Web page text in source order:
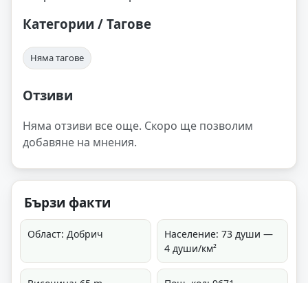
Категории / Тагове
Няма тагове
Отзиви
Няма отзиви все още. Скоро ще позволим
добавяне на мнения.
Бързи факти
Област: Добрич
Население: 73 души —
4 души/км²